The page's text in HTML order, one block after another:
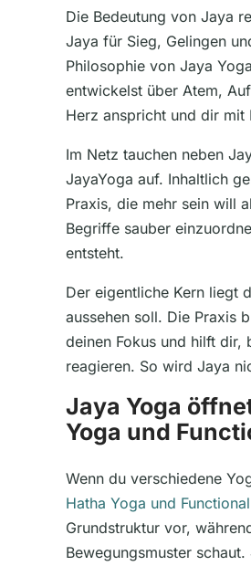
Die Bedeutung von Jaya
Jaya für Sieg, Gelingen
Philosophie von Jaya
entwickelst über Atem,
Herz anspricht und dir mit
Im Netz tauchen neben
JayaYoga auf. Inhaltlich
Praxis, die mehr sein will
Begriffe sauber
entsteht.
Der eigentliche Kern liegt
aussehen soll. Die Praxis
deinen Fokus und hilft dir,
reagieren. So wird Jaya
Jaya Yoga
Yoga und
Wenn du verschiedene
Hatha Yoga und
Grundstruktur vor,
Bewegungsmuster